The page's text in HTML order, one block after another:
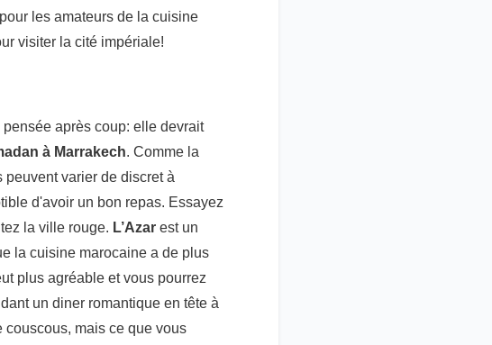
les amateurs de la cuisine
visiter la cité impériale!
après coup: elle devrait
à Marrakech. Comme la
varier de discret à
d'avoir un bon repas. Essayez
la ville rouge. L’Azar est un
la cuisine marocaine a de plus
plus agréable et vous pourrez
un diner romantique en tête à
couscous, mais ce que vous